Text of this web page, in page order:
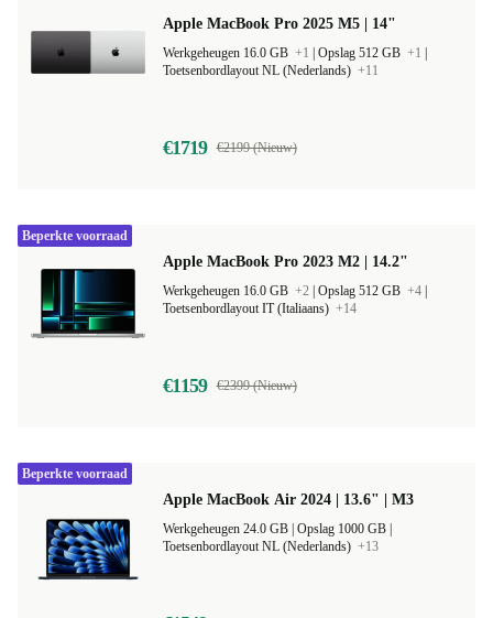
Apple MacBook Pro 2025 M5 | 14"
Werkgeheugen 16.0 GB +1 Opslag 512 GB +1
Toetsenbordlayout NL (Nederlands) +11
€1719 €2199 (Nieuw)
Apple MacBook Pro 2023 M2 | 14.2"
Werkgeheugen 16.0 GB +2 Opslag 512 GB +4
Toetsenbordlayout IT (Italiaans) +14
€1159 €2399 (Nieuw)
Beperkte voorraad
Apple MacBook Air 2024 | 13.6" | M3
Toetsenbordlayout NL (Nederlands) +13
Beperkte voorraad